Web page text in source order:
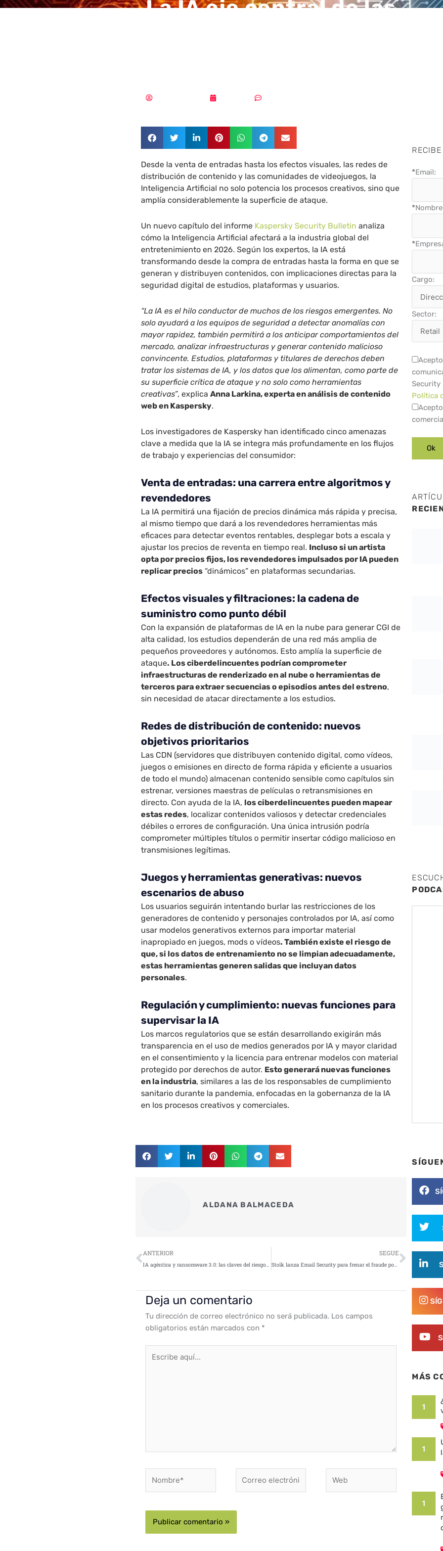
La IA eje central de las
Desde la venta de entradas hasta los efectos visuales, las redes de
distribución de contenido y las comunidades de videojuegos, la
Inteligencia Artificial no solo potencia los procesos creativos, sino que
amplía considerablemente la superficie de ataque.
Un nuevo capítulo del informe Kaspersky Security Bulletin analiza
cómo la Inteligencia Artificial afectará a la industria global del
entretenimiento en 2026. Según los expertos, la IA está
transformando desde la compra de entradas hasta la forma en que se
generan y distribuyen contenidos, con implicaciones directas para la
seguridad digital de estudios, plataformas y usuarios.
“La IA es el hilo conductor de muchos de los riesgos emergentes. No
solo ayudará a los equipos de seguridad a detectar anomalías con
mayor rapidez, también permitirá a los anticipar comportamientos del
mercado, analizar infraestructuras y generar contenido malicioso
convincente. Estudios, plataformas y titulares de derechos deben
tratar los sistemas de IA, y los datos que los alimentan, como parte de
su superficie crítica de ataque y no solo como herramientas
creativas”, explicaAnna Larkina, experta en análisis de contenido
web en Kaspersky.
Los investigadores de Kaspersky han identificado cinco amenazas
clave a medida que la IA se integra más profundamente en los flujos
de trabajo y experiencias del consumidor:
Venta de entradas: una carrera entre algoritmos y
revendedores
La IA permitirá una fijación de precios dinámica más rápida y precisa,
al mismo tiempo que dará a los revendedores herramientas más
eficaces para detectar eventos rentables, desplegar bots a escala y
ajustar los precios de reventa en tiempo real. Incluso si un artista
opta por precios fijos, los revendedores impulsados por IA pueden
replicar precios “dinámicos” en plataformas secundarias.
Efectos visuales y filtraciones: la cadena de
suministro como punto débil
Con la expansión de plataformas de IA en la nube para generar CGI de
alta calidad, los estudios dependerán de una red más amplia de
pequeños proveedores y autónomos. Esto amplía la superficie de
ataque. Los ciberdelincuentes podrían comprometer
infraestructuras de renderizado en al nube o herramientas de
terceros para extraer secuencias o episodios antes del estreno,
sin necesidad de atacar directamente a los estudios.
Redes de distribución de contenido: nuevos
objetivos prioritarios
Las CDN (servidores que distribuyen contenido digital, como vídeos,
juegos o emisiones en directo de forma rápida y eficiente a usuarios
de todo el mundo) almacenan contenido sensible como capítulos sin
estrenar, versiones maestras de películas o retransmisiones en
directo. Con ayuda de la IA, los ciberdelincuentes pueden mapear
estas redes, localizar contenidos valiosos y detectar credenciales
débiles o errores de configuración. Una única intrusión podría
comprometer múltiples títulos o permitir insertar código malicioso en
transmisiones legítimas.
Juegos y herramientas generativas: nuevos
escenarios de abuso
Los usuarios seguirán intentando burlar las restricciones de los
generadores de contenido y personajes controlados por IA, así como
usar modelos generativos externos para importar material
inapropiado en juegos, mods o vídeos. También existe el riesgo de
que, si los datos de entrenamiento no se limpian adecuadamente,
estas herramientas generen salidas que incluyan datos
personales.
Regulación y cumplimiento: nuevas funciones para
supervisar la IA
Los marcos regulatorios que se están desarrollando exigirán más
transparencia en el uso de medios generados por IA y mayor claridad
en el consentimiento y la licencia para entrenar modelos con material
protegido por derechos de autor. Esto generará nuevas funciones
en la industria, similares a las de los responsables de cumplimiento
sanitario durante la pandemia, enfocadas en la gobernanza de la IA
en los procesos creativos y comerciales.
ALDANA BALMACEDA
Ant
ANTERIOR
IA agéntica y ransomware 3.0: las claves del riesgo digital en 2026
SEGUE
Stoïk lanza Email Security para frenar el fraude por correo
Deja un comentario
Tu dirección de correo electrónico no será publicada. Los campos
obligatorios están marcados con *
aquí...
electrónico*
*Email:
*
*
Cargo:
Sector:
Security
Política
MÁS
1
1
1